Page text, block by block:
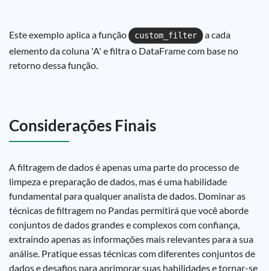
Este exemplo aplica a função custom_filter
a cada
elemento da coluna 'A' e filtra o DataFrame com base no
retorno dessa função.
Considerações Finais
A filtragem de dados é apenas uma parte do processo de
limpeza e preparação de dados, mas é uma habilidade
fundamental para qualquer analista de dados. Dominar as
técnicas de filtragem no Pandas permitirá que você aborde
conjuntos de dados grandes e complexos com confiança,
extraindo apenas as informações mais relevantes para a sua
análise. Pratique essas técnicas com diferentes conjuntos de
dados e desafios para aprimorar suas habilidades e tornar-se